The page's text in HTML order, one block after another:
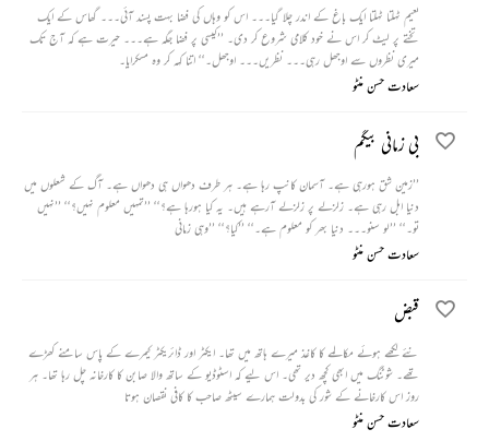
نعیم ٹہلتا ٹہلتا ایک باغ کے اندر چلا گیا۔۔۔ اس کو وہاں کی فضا بہت پسند آئی۔۔۔ گھاس کے ایک
تختے پر لیٹ کر اس نے خود کلامی شروع کر دی۔ ’’کیسی پر فضا جگہ ہے۔۔۔ حیرت ہے کہ آج تک
میری نظروں سے اوجھل رہی۔۔۔ نظریں۔۔۔ اوجھل۔‘‘ اتنا کہہ کر وہ مسکرایا۔
سعادت حسن منٹو
بی زمانی بیگم
’’زمین شق ہورہی ہے۔ آسمان کانپ رہا ہے۔ ہر طرف دھواں ہی دھواں ہے۔ آگ کے شعلوں میں
دنیا ابل رہی ہے۔ زلزلے پر زلزلے آرہے ہیں۔ یہ کیا ہورہا ہے؟‘‘ ’’تمہیں معلوم نہیں؟‘‘ ’’نہیں
تو۔‘‘ ’’لو سنو۔۔۔ دنیا بھر کو معلوم ہے۔‘‘ ’’کیا؟‘‘ ’’وہی زمانی
سعادت حسن منٹو
قبض
نئے لکھے ہوئے مکالمے کا کاغذ میرے ہاتھ میں تھا۔ ایکٹر اور ڈائریکٹر کیمرے کے پاس سامنے کھڑے
تھے۔ شوٹنگ میں ابھی کچھ دیر تھی۔ اس لیے کہ اسٹوڈیو کے ساتھ والا صابن کا کارخانہ چل رہا تھا۔ ہر
روز اس کارخانے کے شور کی بدولت ہمارے سیٹھ صاحب کا کافی نقصان ہوتا
سعادت حسن منٹو